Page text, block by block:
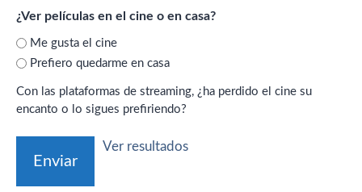
¿Ver películas en el cine o en casa?
Me gusta el cine
Prefiero quedarme en casa
Con las plataformas de streaming, ¿ha perdido el cine su
encanto o lo sigues prefiriendo?
Ver resultados